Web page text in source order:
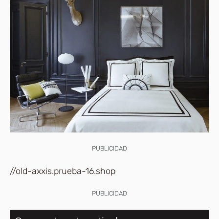
PUBLICIDAD
//old-axxis.prueba-16.shop
PUBLICIDAD